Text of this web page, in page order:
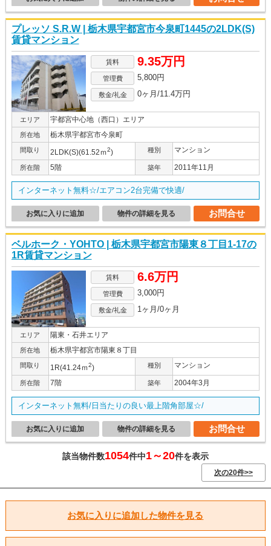
プレッソ S.R.W | 栃木県宇都宮市今泉町1445の2LDK(S)
賃貸マンション
賃料 9.35万円
管理費 5,800円
敷金/礼金 0ヶ月/11.4万円
エリア 宇都宮中心地（西口）エリア
所在地 栃木県宇都宮市今泉町
間取り 2LDK(S)(61.52ｍ2) 種別 マンション
所在階 5階 築年 2011年11月
インターネット無料☆/エアコン2台完備で快適/
お問合せ
物件の詳細を見る
お気に入りに追加
ベルホーク・YOHTO | 栃木県宇都宮市陽東８丁目1-17の
1R賃貸マンション
賃料 6.6万円
管理費 3,000円
敷金/礼金 1ヶ月/0ヶ月
エリア 陽東・石井エリア
所在地 栃木県宇都宮市陽東８丁目
間取り 1R(41.24ｍ2) 種別 マンション
所在階 7階 築年 2004年3月
インターネット無料/日当たりの良い最上階角部屋☆/
お問合せ
物件の詳細を見る
お気に入りに追加
該当物件数1054件中1～20件を表示
次の20件>>
お気に入りに追加した物件を見る